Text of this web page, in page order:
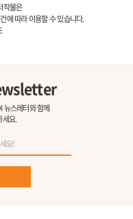
작물은
에 따라 이용할 수 있습니다.
뉴스레터와 함께
세요.